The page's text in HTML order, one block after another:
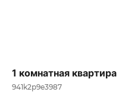
1 комнатная квартира
941k2p9e3987